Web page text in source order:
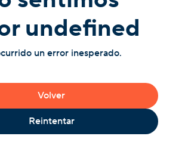
undefined
un error inesperado.
Volver
Reintentar